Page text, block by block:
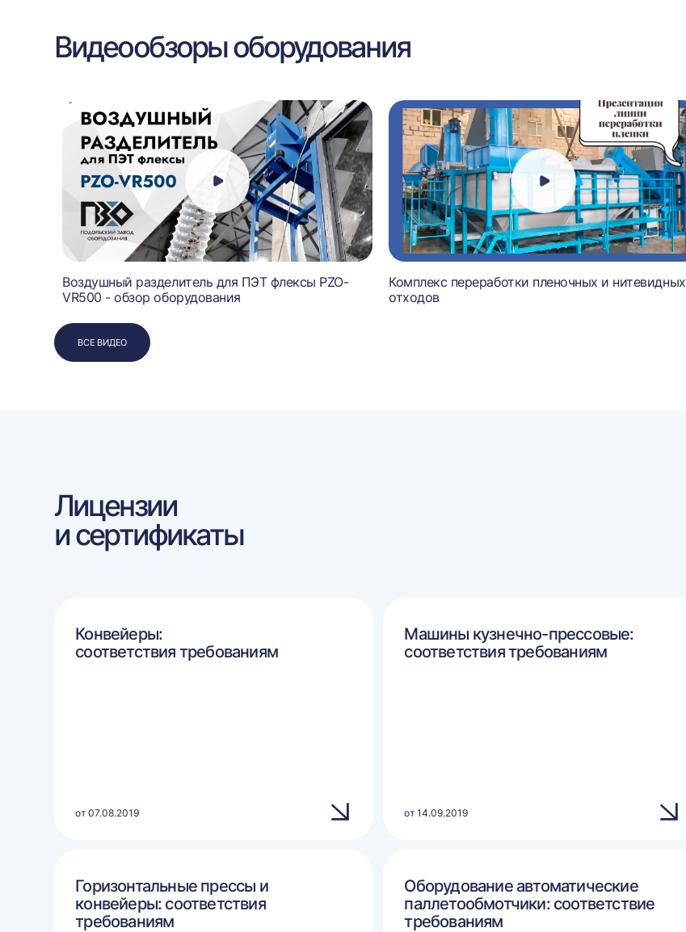
Видеообзоры оборудования
Воздушный разделитель для ПЭТ флексы PZO-
VR500 - обзор оборудования
Комплекс переработки пленочных и нитевидных
отходов
ВСЕ ВИДЕО
Лицензии
и сертификаты
Конвейеры:
соответствия требованиям
от 07.08.2019
Машины кузнечно-прессовые:
соответствия требованиям
от 14.09.2019
Горизонтальные прессы и
конвейеры: соответствия
требованиям
Оборудование автоматические
паллетообмотчики: соответствие
требованиям